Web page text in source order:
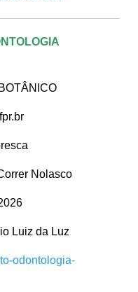
Nolasco
Luiz da Luz
odontologia-